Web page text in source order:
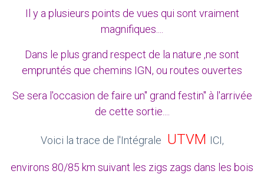
Il y a plusieurs points de vues qui sont vraiment
magnifiques....
Dans le plus grand respect de la nature ,ne sont
empruntés que chemins IGN, ou routes ouvertes
Se sera l'occasion de faire un" grand festin" à l'arrivée
de cette sortie....
Voici la trace de l'Intégrale UTVM ICI,
environs 80/85 km suivant les zigs zags dans les bois